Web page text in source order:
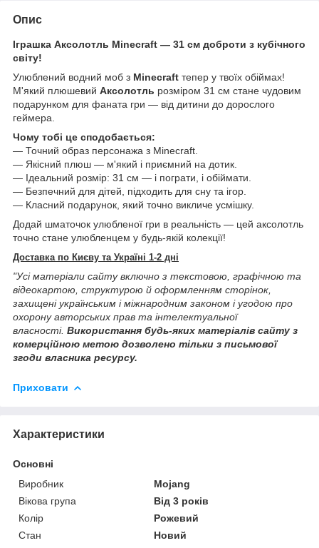
Опис
Іграшка Аксолотль Minecraft — 31 см доброти з кубічного
світу!
Улюблений водний моб з Minecraft тепер у твоїх обіймах!
М'який плюшевий Аксолотль розміром 31 см стане чудовим
подарунком для фаната гри — від дитини до дорослого
геймера.
Чому тобі це сподобається:
— Точний образ персонажа з Minecraft.
— Якісний плюш — м'який і приємний на дотик.
— Ідеальний розмір: 31 см — і пограти, і обіймати.
— Безпечний для дітей, підходить для сну та ігор.
— Класний подарунок, який точно викличе усмішку.
Додай шматочок улюбленої гри в реальність — цей аксолотль
точно стане улюбленцем у будь-якій колекції!
Доставка по Києву та Україні 1-2 дні
"Усі матеріали сайту включно з текстовою, графічною та
відеокартою, структурою й оформленням сторінок,
захищені українським і міжнародним законом і угодою про
охорону авторських прав та інтелектуальної
власності. Використання будь-яких матеріалів сайту з
комерційною метою дозволено тільки з письмової
згоди власника ресурсу.
Приховати
Характеристики
Основні
Виробник
Mojang
Вікова група
Від 3 років
Колір
Рожевий
Стан
Новий